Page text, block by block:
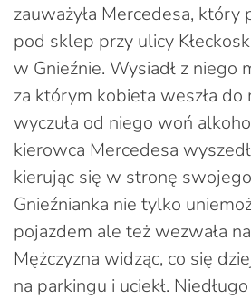
zauważyła Mercedesa, który
pod sklep przy ulicy
w Gnieźnie. Wysiadł z niego
za którym kobieta weszła
wyczuła od niego woń
kierowca Mercedesa
kierując się w stronę
Gnieźnianka nie tylko
pojazdem ale też wezwała
Mężczyzna widząc, co się
na parkingu i uciekł.